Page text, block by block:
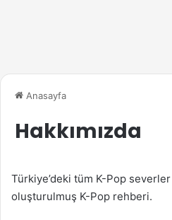
Anasayfa
Hakkımızda
Türkiye’deki tüm K-Pop
oluşturulmuş K-Pop rehberi.